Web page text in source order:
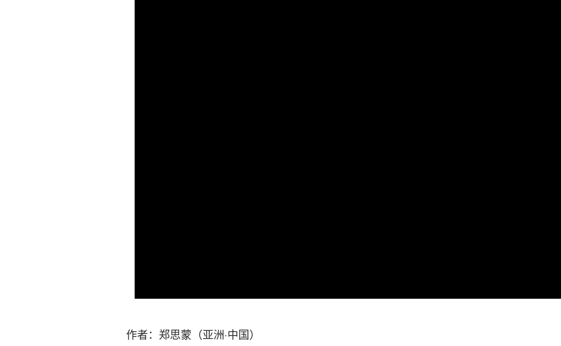
作者：郑思蒙（亚洲·中国）